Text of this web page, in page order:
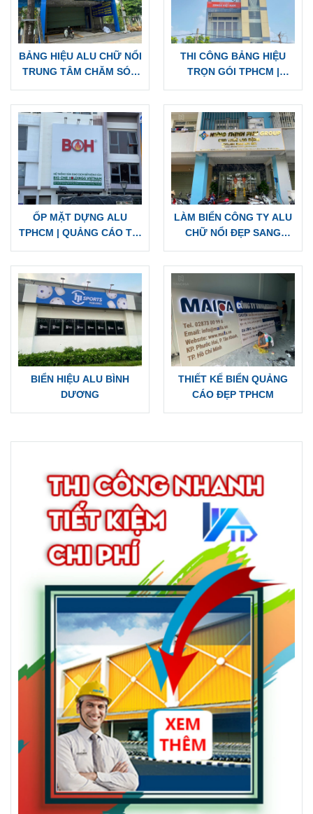
BIỂN HIỆU ĐẢNG CỘNG
SẢN VIỆT NAM
BẢNG HIỆU PHÒNG GYM
THỦ DẦU MỘT | Đặt Làm
Biển Hiệu Quảng Cáo Tín
Nghĩa
BẢNG HIỆU ALU CHỮ NỔI
TRUNG TÂM CHĂM SÓC
XE THẾ GIỚI LỐP
THI CÔNG BẢNG HIỆU
TRỌN GÓI TPHCM |
CÔNG TY ZENOX
ỐP MẶT DỰNG ALU
TPHCM | QUẢNG CÁO TÍN
LÀM BIỂN CÔNG TY ALU
CHỮ NỔI ĐẸP SANG
BIỂN HIỆU ALU BÌNH
THIẾT KẾ BIỂN QUẢNG
CÁO ĐẸP TPHCM